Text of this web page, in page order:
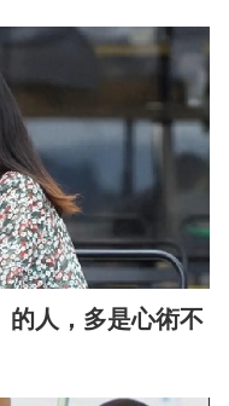
的人，多是心術不